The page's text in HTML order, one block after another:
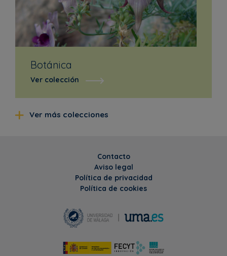
Botánica
Ver colección
Ver más colecciones
Contacto
Aviso legal
Política de privacidad
Política de cookies